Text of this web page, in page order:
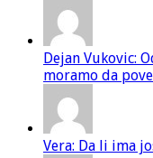
Dejan Vukovic:
moramo da
Vera: Da li ima